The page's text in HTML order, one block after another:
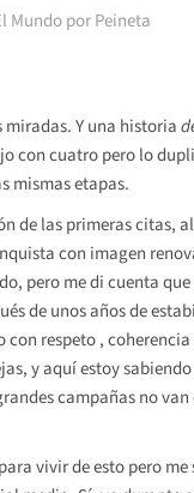
Mundo por Peineta
miradas. Y una historia
con cuatro pero lo
mismas etapas.
de las primeras citas,
con imagen
pero me di cuenta
de unos años de
respeto ,
y aquí estoy
campañas no
vivir de esto pero